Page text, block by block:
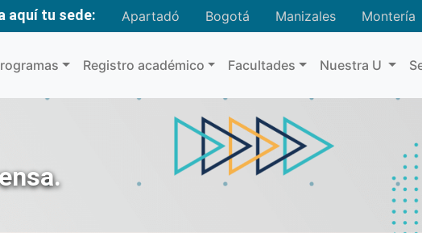
aquí tu sede: Apartadó Bogotá Manizales Montería
Registro académico Facultades Nuestra U